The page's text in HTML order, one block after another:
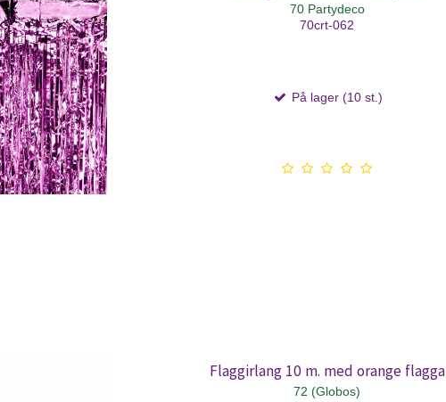
70 Partydeco
70crt-062
På lager (10 st.)
Flaggirlang 10 m. med orange flagga
72 (Globos)